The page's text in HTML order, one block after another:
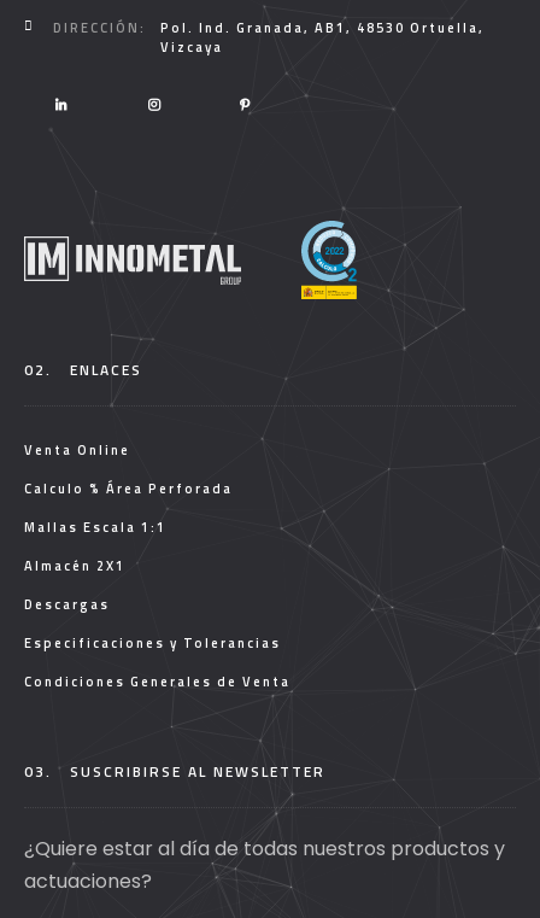
DIRECCIÓN:
Pol. Ind. Granada, AB1, 48530 Ortuella,
Vizcaya
02. ENLACES
Venta Online
Calculo % Área Perforada
Mallas Escala 1:1
Almacén 2X1
Descargas
Especificaciones y Tolerancias
Condiciones Generales de Venta
03. SUSCRIBIRSE AL NEWSLETTER
¿Quiere estar al día de todas nuestros productos y
actuaciones?